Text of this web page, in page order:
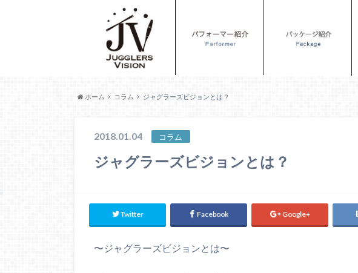
ホーム コラム ジャグラーズビジョンとは？
2018.01.04 コラム
ジャグラーズビジョンとは？
Twitter Facebook Google+
〜ジャグラーズビジョンとは〜